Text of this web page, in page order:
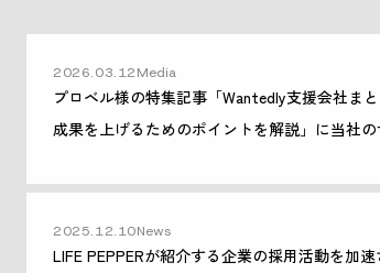
プロベル様の特集記事「Wantedly支援会社ま
成果を上げるためのポイントを解説」に当社
Media
2026.03.12
LIFE PEPPERが紹介する企業の採用活動を加
News
2025.12.10